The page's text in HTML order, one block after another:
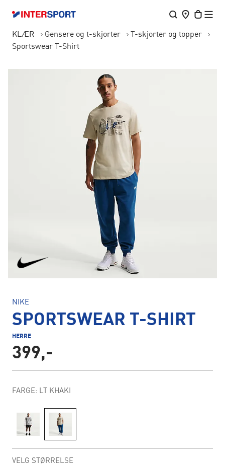
KLÆR Gensere og t-skjorter
T-skjorter og topper
Sportswear T-Shirt
NIKE
SPORTSWEAR T-SHIRT
HERRE
399,-
FARGE: LT KHAKI
VELG STØRRELSE